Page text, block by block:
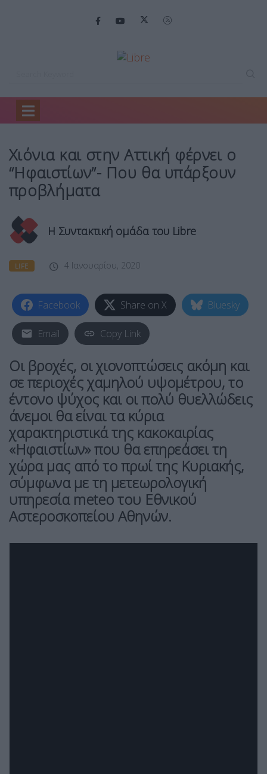
Home
Χιόνια και στην Αττική φέρνει ο
“Ηφαιστίων”- Που θα υπάρξουν
προβλήματα
Η Συντακτική ομάδα του Libre
LIFE 4 Ιανουαρίου, 2020
Facebook Share on X Bluesky
Email Copy Link
Οι βροχές, οι χιονοπτώσεις ακόμη και
σε περιοχές χαμηλού υψομέτρου, το
έντονο ψύχος και οι πολύ θυελλώδεις
άνεμοι θα είναι τα κύρια
χαρακτηριστικά της κακοκαιρίας
«Ηφαιστίων» που θα επηρεάσει τη
χώρα μας από το πρωί της Κυριακής,
σύμφωνα με τη μετεωρολογική
υπηρεσία meteo του Εθνικού
Αστεροσκοπείου Αθηνών.